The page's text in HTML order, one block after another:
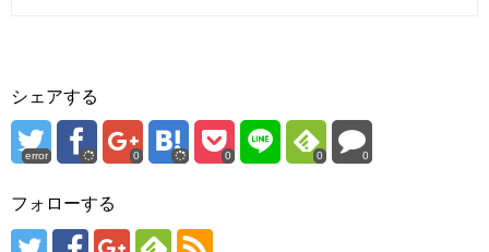
シェアする
error 0 0 0 0
フォローする